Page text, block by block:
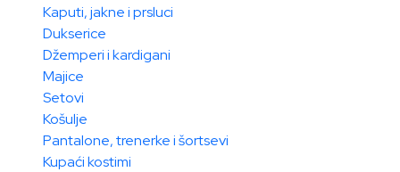
Kaputi, jakne i prsluci
Dukserice
Džemperi i kardigani
Majice
Setovi
Košulje
Pantalone, trenerke i šortsevi
Kupaći kostimi